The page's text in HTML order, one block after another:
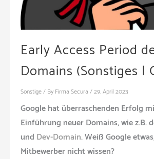
Early Access Period
Domains (Sonstiges |
Sonstige/ By Firma Secura /29. April 2023
Google hat überraschenden Erfolg
Einführung neuer Domains, wie z.B.
und Dev-Domain.Weiß Google
Mitbewerber nicht wissen?